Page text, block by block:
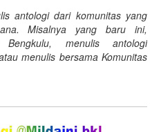
antologi dari komunitas yang
Misalnya yang baru ini,
menulis antologi
menulis bersama Komunitas